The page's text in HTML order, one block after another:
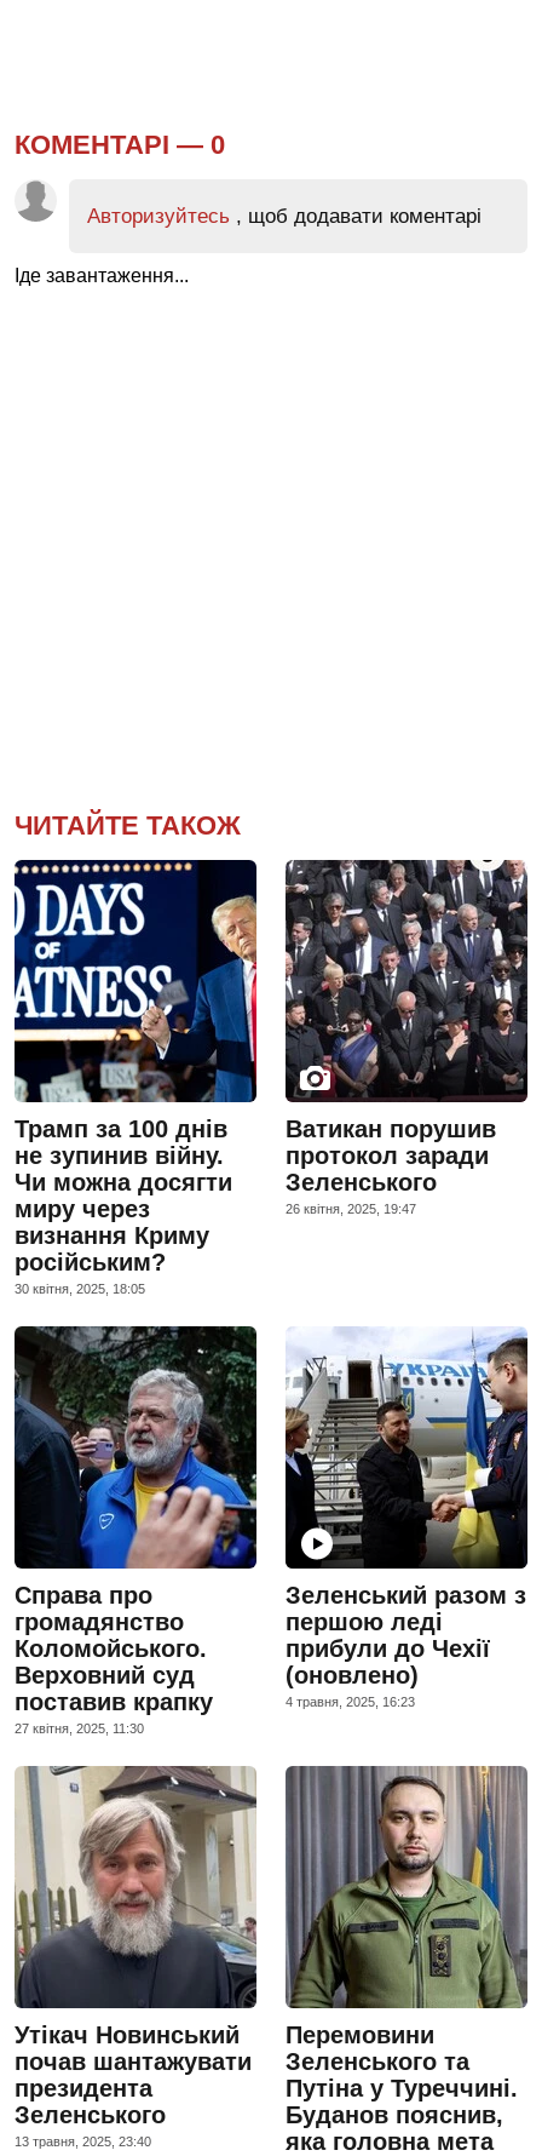
КОМЕНТАРІ — 0
Авторизуйтесь , щоб додавати коментарі
Іде завантаження...
ЧИТАЙТЕ ТАКОЖ
Трамп за 100 днів
не зупинив війну.
Чи можна досягти
миру через
визнання Криму
російським?
30 квiтня, 2025, 18:05
Ватикан порушив
протокол заради
Зеленського
26 квiтня, 2025, 19:47
Справа про
громадянство
Коломойського.
Верховний суд
поставив крапку
27 квiтня, 2025, 11:30
Зеленський разом з
першою леді
прибули до Чехії
(оновлено)
4 травня, 2025, 16:23
Утікач Новинський
почав шантажувати
президента
Зеленського
13 травня, 2025, 23:40
Перемовини
Зеленського та
Путіна у Туреччині.
Буданов пояснив,
яка головна мета